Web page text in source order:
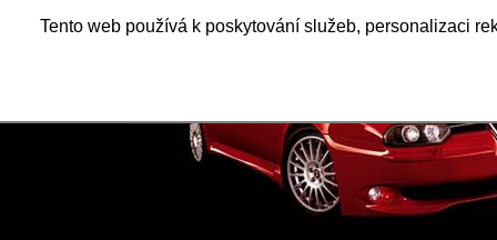
Tento web používá k poskytování služeb, personalizaci
Alfa